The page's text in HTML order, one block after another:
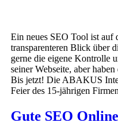
Ein neues SEO Tool ist auf
transparenteren Blick über
gerne die eigene Kontrolle
seiner Webseite, aber
Bis jetzt! Die ABAKUS
Feier des 15-jährigen
Gute SEO